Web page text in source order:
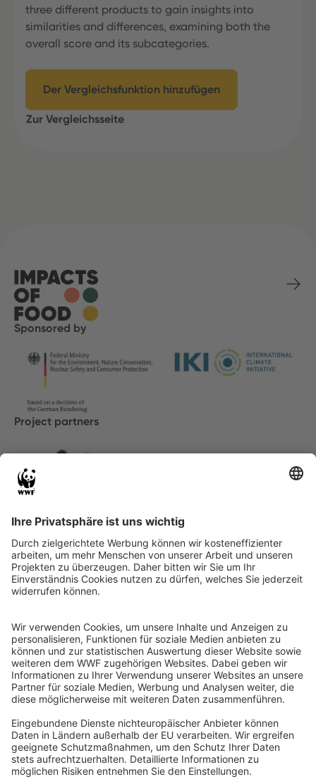
three different products to gain insights into
similarities and differences, examining both the
overall score and its subcategories.
Der Vergleichsfunktion hinzufügen
Zur Vergleichsseite
Sponsored by
Project partners
© Food Impacts Legal notice
InstagramFacebookXLinkedIn